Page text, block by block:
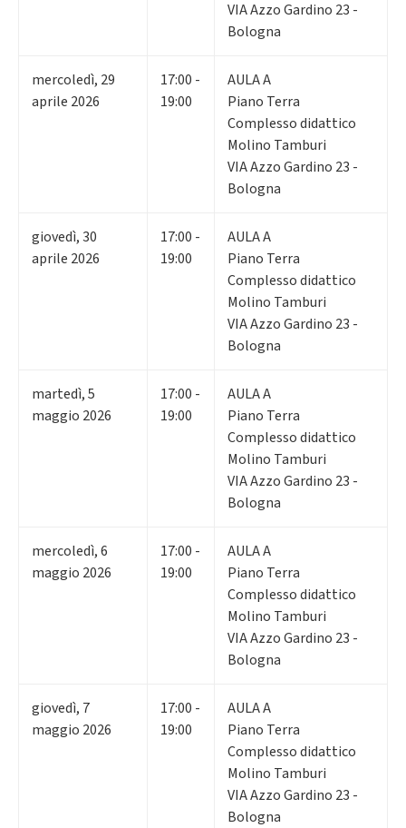
VIA Azzo Gardino 23 -
Bologna
mercoledì, 29
aprile 2026
17:00 -
19:00
AULA A
Piano Terra
Complesso didattico
Molino Tamburi
VIA Azzo Gardino 23 -
Bologna
giovedì,30
aprile 2026
17:00 -
19:00
AULA A
Piano Terra
Complesso didattico
Molino Tamburi
VIA Azzo Gardino 23 -
Bologna
martedì,5
maggio 2026
17:00 -
19:00
AULA A
Piano Terra
Complesso didattico
Molino Tamburi
VIA Azzo Gardino 23 -
Bologna
mercoledì,6
maggio 2026
17:00 -
19:00
AULA A
Piano Terra
Complesso didattico
Molino Tamburi
VIA Azzo Gardino 23 -
Bologna
giovedì, 7
maggio 2026
17:00 -
19:00
AULA A
Piano Terra
Complesso didattico
Molino Tamburi
VIA Azzo Gardino 23 -
Bologna